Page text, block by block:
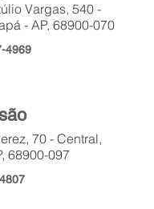
Vargas, 540 -
- AP, 68900-070
4969
70 - Central,
68900-097